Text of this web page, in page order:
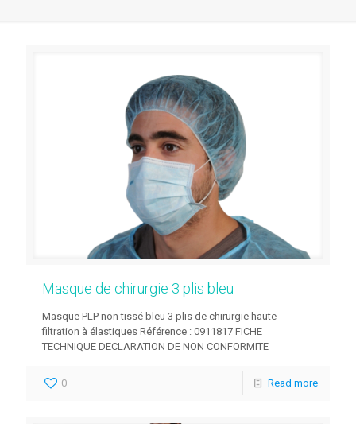
Masque de chirurgie 3 plis bleu
Masque PLP non tissé bleu 3 plis de chirurgie haute
filtration à élastiques Référence : 0911817 FICHE
TECHNIQUE DECLARATION DE NON CONFORMITE
0 Read more